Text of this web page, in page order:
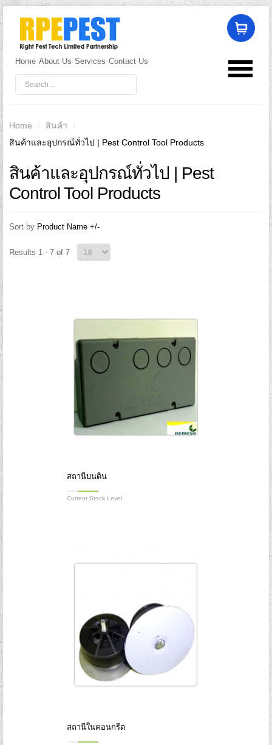
Home About Us Services Contact Us
Home / สินค้า
/
สินค้าและอุปกรณ์ทั่วไป | Pest Control Tool Products
สินค้าและอุปกรณ์ทั่วไป | Pest
Control Tool Products
Sort by Product Name +/-
Results 1 - 7 of 7
สถานีบนดิน
Current Stock Level
สถานีในคอนกรีต
LOG IN
Username